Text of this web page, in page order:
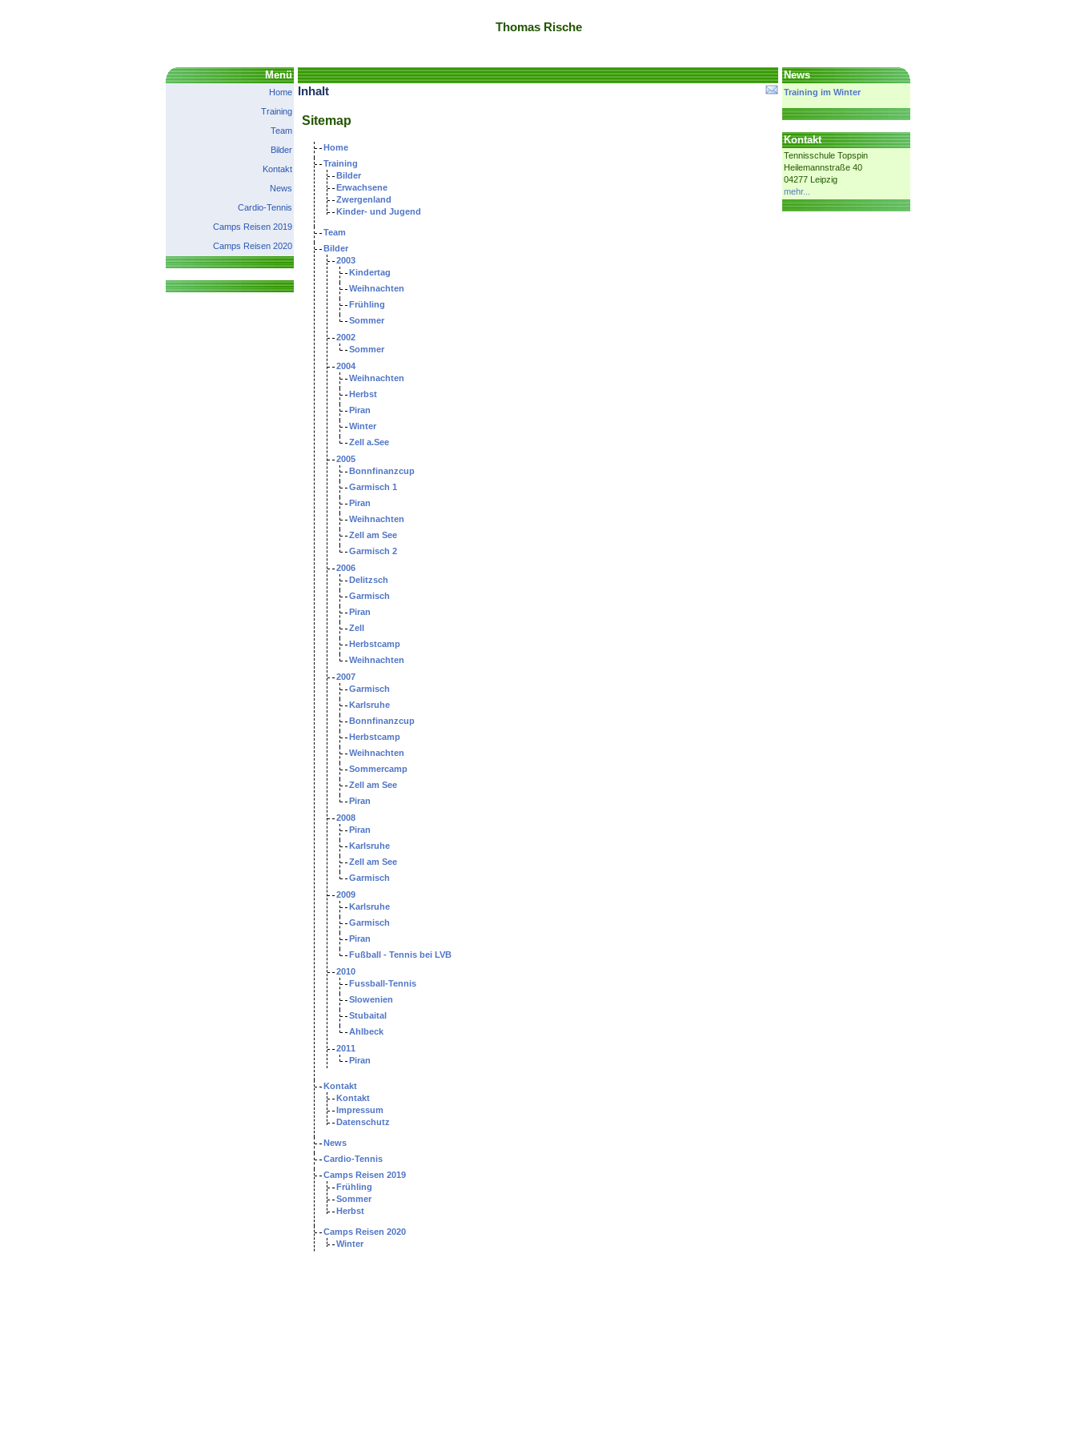
Thomas Rische
Menü
Home
Training
Team
Bilder
Kontakt
News
Cardio-Tennis
Camps Reisen 2019
Camps Reisen 2020
Inhalt
Sitemap
Home
Training
Bilder
Erwachsene
Zwergenland
Kinder- und Jugend
Team
Bilder
2003
Kindertag
Weihnachten
Frühling
Sommer
2002
Sommer
2004
Weihnachten
Herbst
Piran
Winter
Zell a.See
2005
Bonnfinanzcup
Garmisch 1
Piran
Weihnachten
Zell am See
Garmisch 2
2006
Delitzsch
Garmisch
Piran
Zell
Herbstcamp
Weihnachten
2007
Garmisch
Karlsruhe
Bonnfinanzcup
Herbstcamp
Weihnachten
Sommercamp
Zell am See
Piran
2008
Piran
Karlsruhe
Zell am See
Garmisch
2009
Karlsruhe
Garmisch
Piran
Fußball - Tennis bei LVB
2010
Fussball-Tennis
Slowenien
Stubaital
Ahlbeck
2011
Piran
Kontakt
Kontakt
Impressum
Datenschutz
News
Cardio-Tennis
Camps Reisen 2019
Frühling
Sommer
Herbst
Camps Reisen 2020
Winter
News
Training im Winter
Kontakt
Tennisschule Topspin
Heilemannstraße 40
04277 Leipzig
mehr...